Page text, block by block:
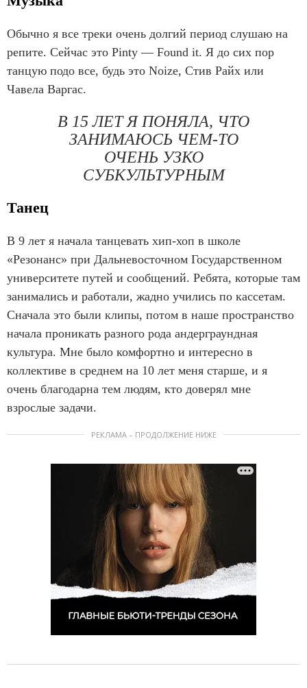
Обычно я все треки очень долгий период слушаю на
репите. Сейчас это Pinty — Found it. Я до сих пор
танцую подо все, будь это Noize, Стив Райх или
Чавела Варгас.
В 15 ЛЕТ Я ПОНЯЛА, ЧТО
ЗАНИМАЮСЬ ЧЕМ-ТО
ОЧЕНЬ УЗКО
СУБКУЛЬТУРНЫМ
Танец
В 9 лет я начала танцевать хип-хоп в школе
«Резонанс» при Дальневосточном Государственном
университете путей и сообщений. Ребята, которые там
занимались и работали, жадно учились по кассетам.
Сначала это были клипы, потом в наше пространство
начала проникать разного рода андерграундная
культура. Мне было комфортно и интересно в
коллективе в среднем на 10 лет меня старше, и я
очень благодарна тем людям, кто доверял мне
взрослые задачи.
РЕКЛАМА – ПРОДОЛЖЕНИЕ НИЖЕ